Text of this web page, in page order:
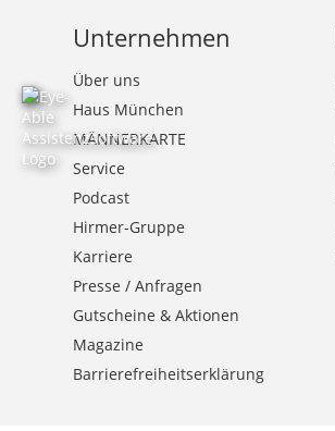
Unternehmen
Über uns
Haus München
MÄNNERKARTE
Service
Podcast
Hirmer-Gruppe
Karriere
Presse / Anfragen
Gutscheine & Aktionen
Magazine
Barrierefreiheitserklärung